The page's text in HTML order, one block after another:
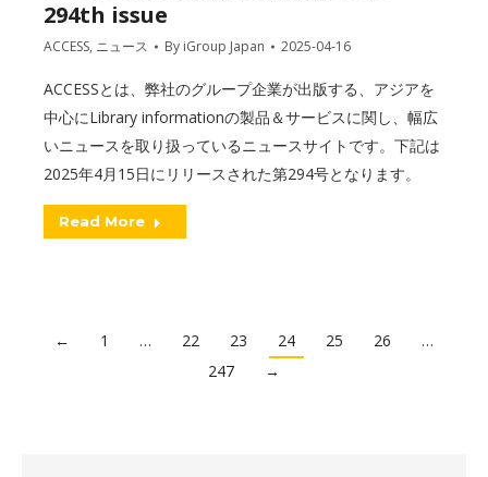
294th issue
ACCESS, ニュース By iGroup Japan 2025-04-16
ACCESSとは、弊社のグループ企業が出版する、アジアを
中心にLibrary informationの製品＆サービスに関し、幅広
いニュースを取り扱っているニュースサイトです。下記は
2025年4月15日にリリースされた第294号となります。
Read More
← 1 … 22 23 24 25 26
…
247
→